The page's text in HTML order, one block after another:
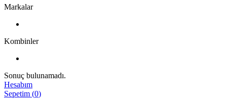
Markalar
Kombinler
Sonuç bulunamadı.
Hesabım
Sepetim (0)